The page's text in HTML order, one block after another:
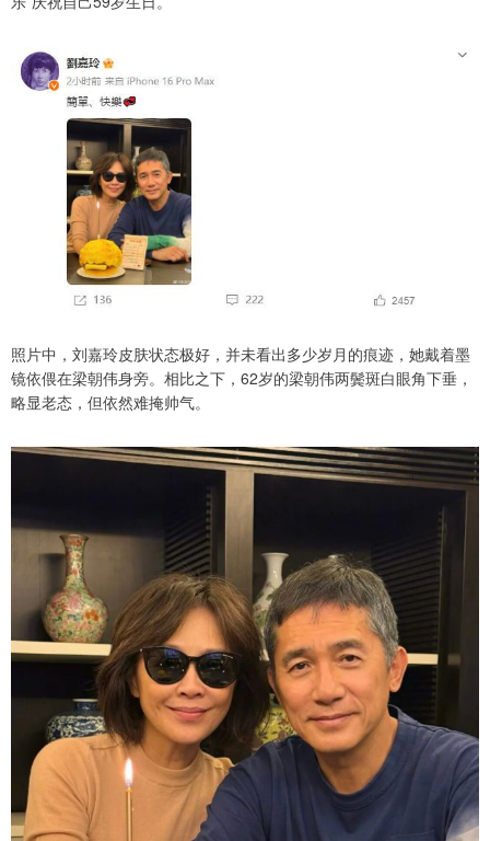
照片中，刘嘉玲皮肤状态极好，并未看出多少岁月的痕迹，她戴着墨
镜依偎在梁朝伟身旁。相比之下，62岁的梁朝伟两鬓斑白眼角下垂，
略显老态，但依然难掩帅气。